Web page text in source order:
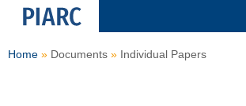
Home Documents Individual Papers